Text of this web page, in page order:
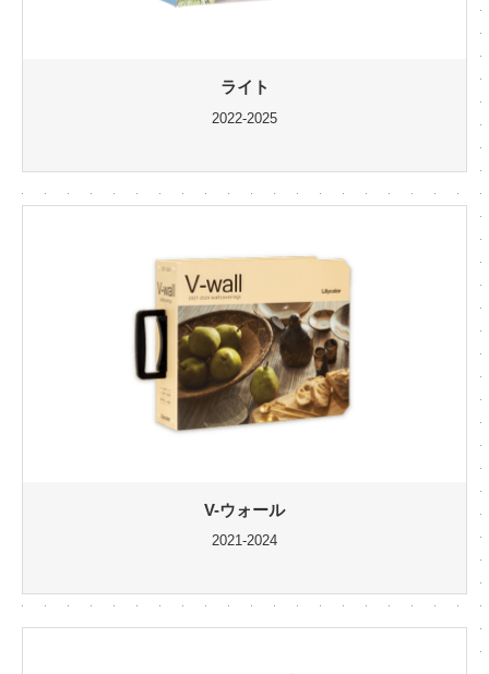
ライト
2022-2025
V-ウォール
2021-2024